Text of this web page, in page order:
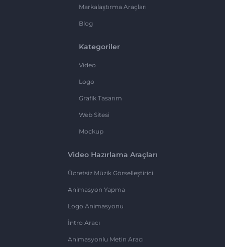
Markalaştırma Araçları
Blog
Kategoriler
Video
Logo
Grafik Tasarım
Web Sitesi
Mockup
Video Hazırlama Araçları
Ücretsiz Müzik Görselleştirici
Animasyon Yapma
Logo Animasyonu
İntro Aracı
Animasyonlu Metin Aracı